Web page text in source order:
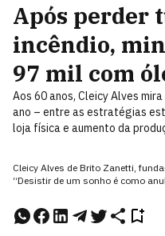
Após perder
incêndio,
97 mil com
Aos 60 anos, Cleicy Alves
ano – entre as estratégias
loja física e aumento da
Cleicy Alves de Brito Zanetti,
“Desistir de um sonho é como